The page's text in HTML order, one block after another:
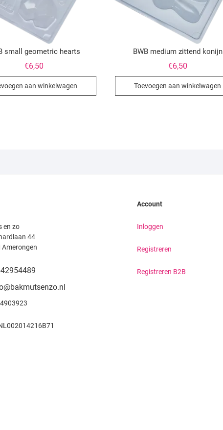
small geometric hearts
€6,50
aan winkelwagen
BWB medium zittend konijn
€6,50
Toevoegen aan winkelwagen
en zo
44
Account
Inloggen
Registreren
Registreren B2B